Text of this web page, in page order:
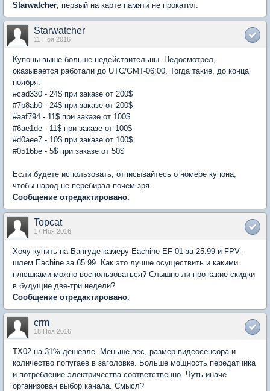
Starwatcher, первый на карте памяти не прокатил.
Starwatcher
11 Ноя 2016
Купоны выше больше недействительны. Недосмотрел,
оказывается работали до UTC/GMT-06:00. Тогда такие, до конца
ноября:
#cad330 - 24$ при заказе от 200$
#7b8ab0 - 24$ при заказе от 200$
#aaf794 - 11$ при заказе от 100$
#6ae1de - 11$ при заказе от 100$
#d0aee7 - 10$ при заказе от 100$
#0516be - 5$ при заказе от 50$
Если будете использовать, отписывайтесь о номере купона,
чтобы народ не перебирал почем зря.
Сообщение отредактировано.
Topcat
17 Ноя 2016
Хочу купить на Бангуде камеру Eachine EF-01 за 25.99 и FPV-
шлем Eachine за 65.99. Как это лучше осуществить и какими
плюшками можно воспользоваться? Слышно ли про какие скидки
в будущие две-три недели?
Сообщение отредактировано.
crm
18 Ноя 2016
TX02 на 31% дешевле. Меньше вес, размер видеосенсора и
количество попугаев в заголовке. Больше мощность передатчика
и потребление электричества соответственно. Чуть иначе
организован выбор канала. Смысл?